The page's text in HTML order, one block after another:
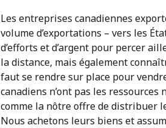
Les entreprises canadiennes
volume d’exportations – vers les
d’efforts et d’argent pour percer
la distance, mais également
faut se rendre sur place pour
canadiens n’ont pas les
comme la nôtre offre de distribuer
Nous achetons leurs biens et